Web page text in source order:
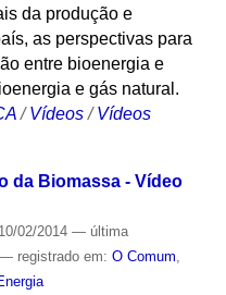
da produção e
as perspectivas para
entre bioenergia e
e gás natural.
/Vídeos /Vídeos
da Biomassa - Vídeo
02/2014 — última
— registrado em: O Comum